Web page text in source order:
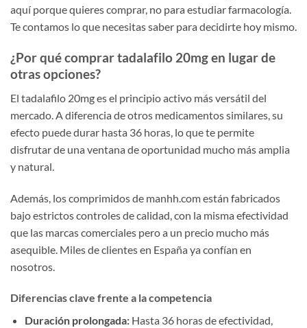
aquí porque quieres comprar, no para estudiar farmacología.
Te contamos lo que necesitas saber para decidirte hoy mismo.
¿Por qué comprar tadalafilo 20mg en lugar de
otras opciones?
El tadalafilo 20mg es el principio activo más versátil del
mercado. A diferencia de otros medicamentos similares, su
efecto puede durar hasta 36 horas, lo que te permite
disfrutar de una ventana de oportunidad mucho más amplia
y natural.
Además, los comprimidos de manhh.com están fabricados
bajo estrictos controles de calidad, con la misma efectividad
que las marcas comerciales pero a un precio mucho más
asequible. Miles de clientes en España ya confían en
nosotros.
Diferencias clave frente a la competencia
Duración prolongada:Hasta 36 horas de efectividad,